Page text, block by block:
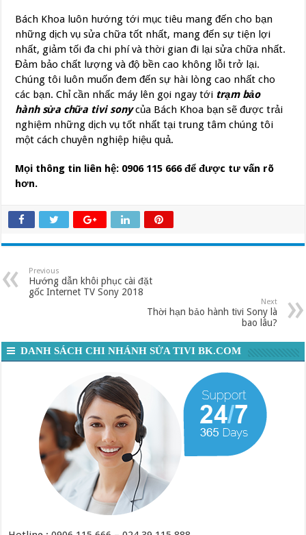
Bách Khoa luôn hướng tới mục tiêu mang đến cho bạn
những dịch vụ sửa chữa tốt nhất, mang đến sự tiện lợi
nhất, giảm tối đa chi phí và thời gian đi lại sửa chữa nhất.
Đảm bảo chất lượng và độ bền cao không lỗi trở lại.
Chúng tôi luôn muốn đem đến sự hài lòng cao nhất cho
các bạn. Chỉ cần nhấc máy lên gọi ngay tới trạm bảo
hành sửa chữa tivi sonycủa Bách Khoa bạn sẽ được trải
nghiệm những dịch vụ tốt nhất tại trung tâm chúng tôi
một cách chuyên nghiệp hiệu quả.
Mọi thông tin liên hệ: 0906 115 666 để được tư vấn rõ
hơn.
Previous
Hướng dẫn khôi phục cài đặt
gốc Internet TV Sony 2018
Next
Thời hạn bảo hành tivi Sony là
bao lâu?
DANH SÁCH CHI NHÁNH SỬA TIVI BK.COM